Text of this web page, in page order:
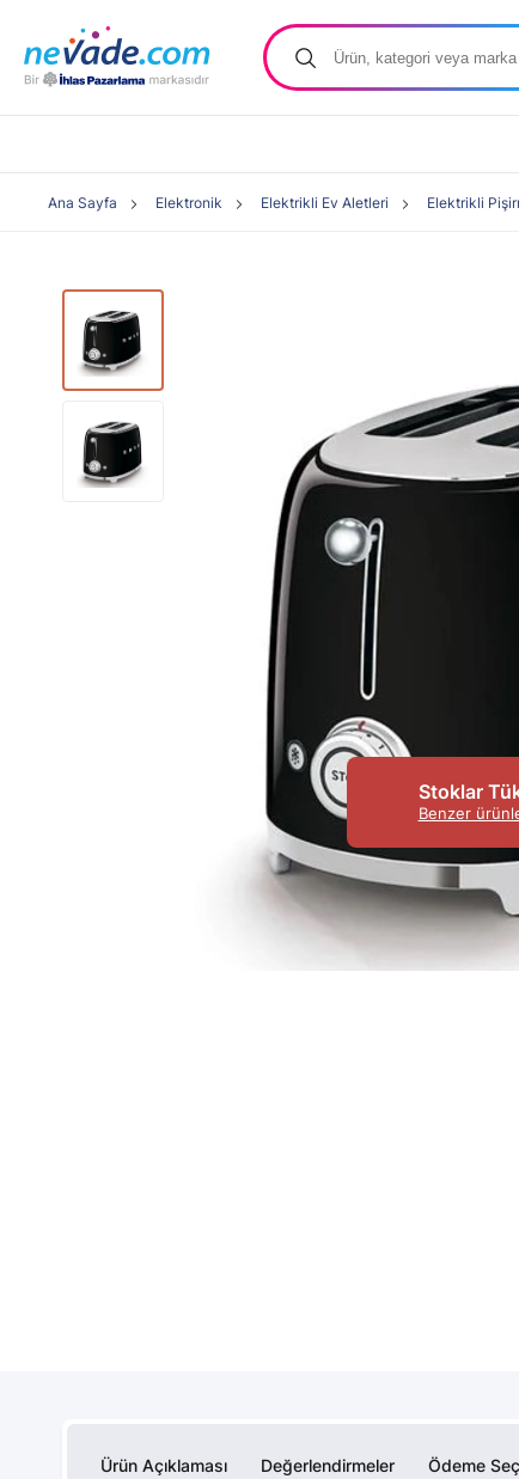
Ana Sayfa Elektronik Elektrikli Ev Aletleri Elektrikli
Stoklar
Benzer
Ürün Açıklaması Değerlendirmeler Ödeme